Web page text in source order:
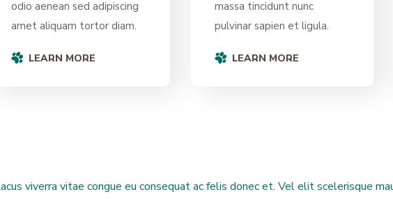
odio aenean sed adipiscing
amet aliquam tortor diam.
LEARN MORE
massa tincidunt nunc
pulvinar sapien et ligula.
LEARN MORE
viverra vitae congue eu consequat ac felis donec et. Vel elit scelerisque